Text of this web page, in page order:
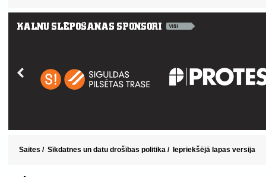
Saites / Sīkdatnes un datu drošības politika / Iepriekšējā lapas versija